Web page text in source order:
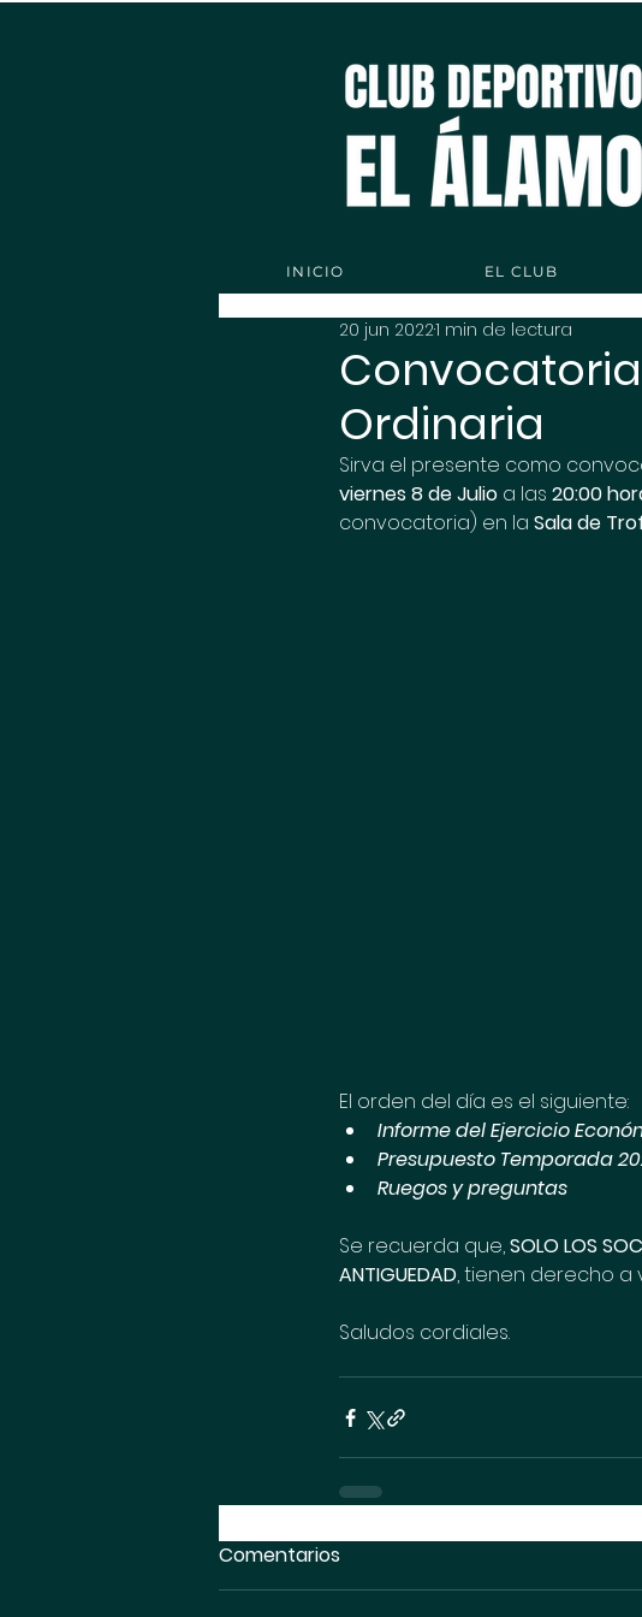
INICIO EL CLUB
Ordinaria
20 jun 20221 min de lectura
Sirva el presente como
viernes 8 de Julio a las 20:00
convocatoria) en la Sala de
El orden del día es el siguiente:
Informe del Ejercicio
Presupuesto Temporada
Ruegos y preguntas
Se recuerda que, SOLO LOS
ANTIGUEDAD, tienen derecho a
Saludos cordiales.
Comentarios